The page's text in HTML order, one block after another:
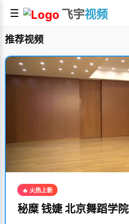
☰ 飞宇视频
推荐视频
🔥 火热上新
秘糜 钱婕 北京舞蹈学院